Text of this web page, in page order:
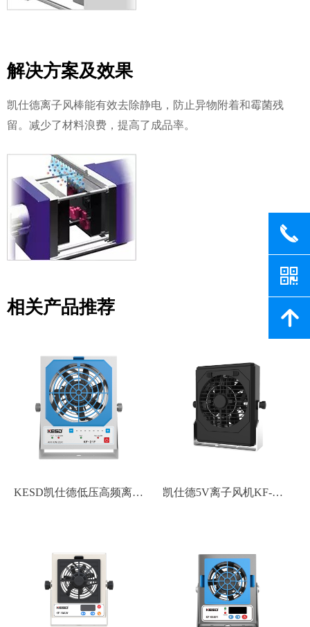
解决方案及效果
凯仕德离子风棒能有效去除静电，防止异物附着和霉菌残
留。减少了材料浪费，提高了成品率。
相关产品推荐
KESD凯仕德低压高频离子
凯仕德5V离子风机KF-
끅
낃
녕